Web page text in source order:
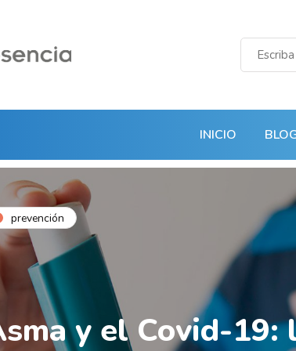
INICIO
prevención
y el Covid-19: